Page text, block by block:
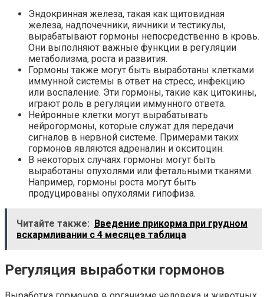
Эндокринная железа, такая как щитовидная
железа, надпочечники, яичники и тестикулы,
вырабатывают гормоны непосредственно в кровь.
Они выполняют важные функции в регуляции
метаболизма, роста и развития.
Гормоны также могут быть выработаны клетками
иммунной системы в ответ на стресс, инфекцию
или воспаление. Эти гормоны, такие как цитокины,
играют роль в регуляции иммунного ответа.
Нейронные клетки могут вырабатывать
нейрогормоны, которые служат для передачи
сигналов в нервной системе. Примерами таких
гормонов являются адреналин и окситоцин.
В некоторых случаях гормоны могут быть
выработаны опухолями или фетальными тканями.
Например, гормоны роста могут быть
продуцированы опухолями гипофиза.
Читайте также:
Введение прикорма при грудном
вскармливании с 4 месяцев таблица
Регуляция выработки гормонов